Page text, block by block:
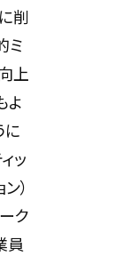
削
ミ
上
よ
に
ッ
）
ク
員